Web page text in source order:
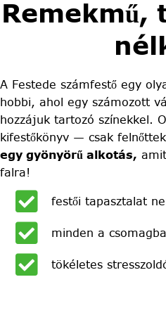
Remekmű,
A Festede számfestő egy
hobbi, ahol egy számozott
hozzájuk tartozó színekkel.
kifestőkönyv — csak
egy gyönyörű alkotás,
falra!
festői tapasztalat
minden a
tökéletes